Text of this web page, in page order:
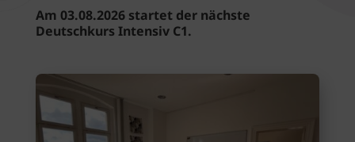
Am 03.08.2026 startet der nächste
Deutschkurs Intensiv C1.